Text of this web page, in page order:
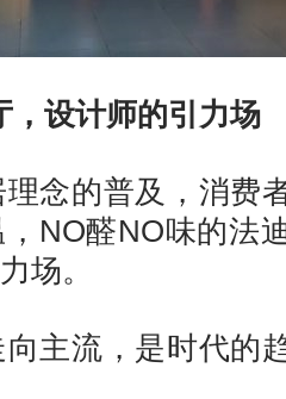
，设计师的引力场
的普及，消费
NO醛NO味的法
场。
流，是时代的